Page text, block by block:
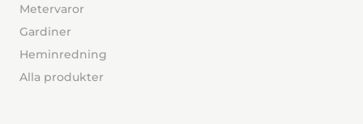
Metervaror
Gardiner
Heminredning
Alla produkter